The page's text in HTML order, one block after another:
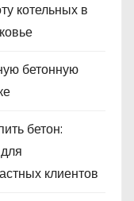
котельных в
бетонную
бетон:
клиентов